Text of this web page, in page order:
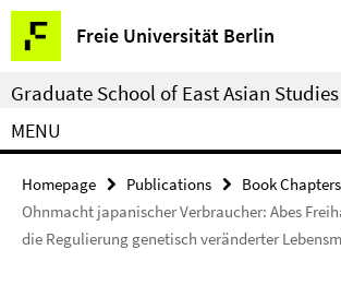
Springe
direkt
zu
Inhalt
Freie Universität Berlin
Service
Navigation
Graduate School of East Asian Studies
MENU
Homepage Publications Book Chapters
Ohnmacht japanischer Verbraucher: Abes
die Regulierung genetisch veränderter